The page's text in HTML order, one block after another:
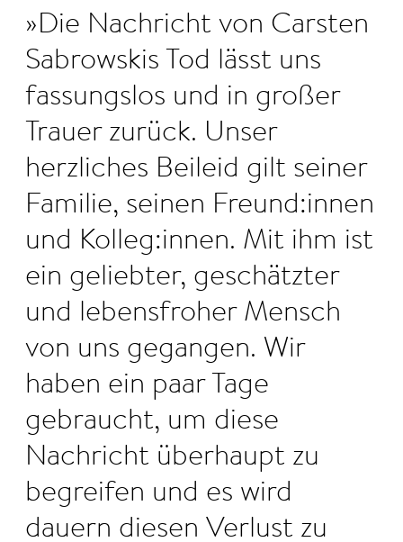
Die Nachricht von Carsten
Sabrowskis Tod lässt uns
fassungslos und in großer
Trauer zurück. Unser
herzliches Beileid gilt seiner
Familie, seinen Freund:innen
und Kolleg:innen. Mit ihm ist
ein geliebter, geschätzter
und lebensfroher Mensch
von uns gegangen. Wir
haben ein paar Tage
gebraucht, um diese
Nachricht überhaupt zu
begreifen und es wird
dauern diesen Verlust zu